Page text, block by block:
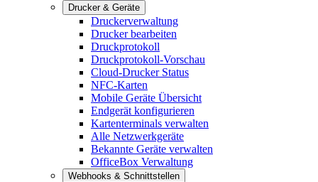
Drucker & Geräte
Druckerverwaltung
Drucker bearbeiten
Druckprotokoll
Druckprotokoll-Vorschau
Cloud-Drucker Status
NFC-Karten
Mobile Geräte Übersicht
Endgerät konfigurieren
Kartenterminals verwalten
Alle Netzwerkgeräte
Bekannte Geräte verwalten
OfficeBox Verwaltung
Webhooks & Schnittstellen